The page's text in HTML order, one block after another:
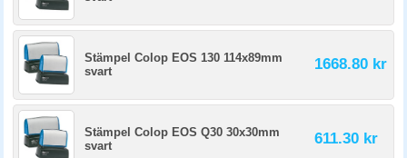
Stämpel Colop EOS 130 114x89mm
svart
1668.80 kr
Stämpel Colop EOS Q30 30x30mm
svart
611.30 kr